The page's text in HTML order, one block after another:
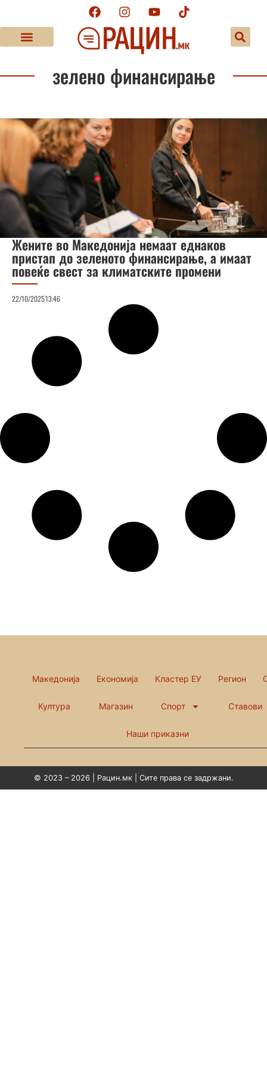
зелено финансирање
Жените во Македонија немаат еднаков
пристап до зеленото финансирање, а имаат
повеќе свест за климатските промени
22/10/202513:46
Македонија Економија Кластер ЕУ Регион
Култура Магазин Спорт Ставови
Наши приказни
© 2023 – 2026 | Рацин.мк | Сите права се задржани.